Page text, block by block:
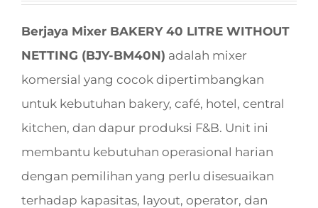
Berjaya Mixer BAKERY 40 LITRE WITHOUT
NETTING (BJY-BM40N) adalah mixer
komersial yang cocok dipertimbangkan
untuk kebutuhan bakery, café, hotel, central
kitchen, dan dapur produksi F&B. Unit ini
membantu kebutuhan operasional harian
dengan pemilihan yang perlu disesuaikan
terhadap kapasitas, layout, operator, dan